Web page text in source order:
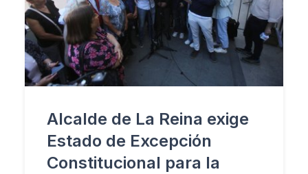
Alcalde de La Reina exige
Estado de Excepción
Constitucional para la